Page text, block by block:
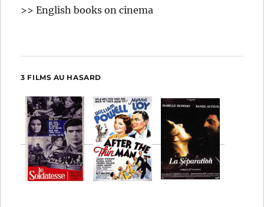
>> English books on cinema
3 FILMS AU HASARD